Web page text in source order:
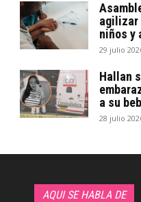
agilizar
niños y
29 julio
Hallan
a su
28 julio
AQUI SE HABLA DE